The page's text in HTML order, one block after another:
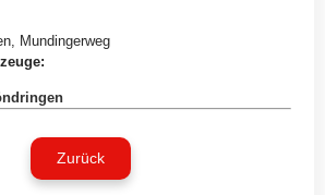
Mundingerweg
Zurück